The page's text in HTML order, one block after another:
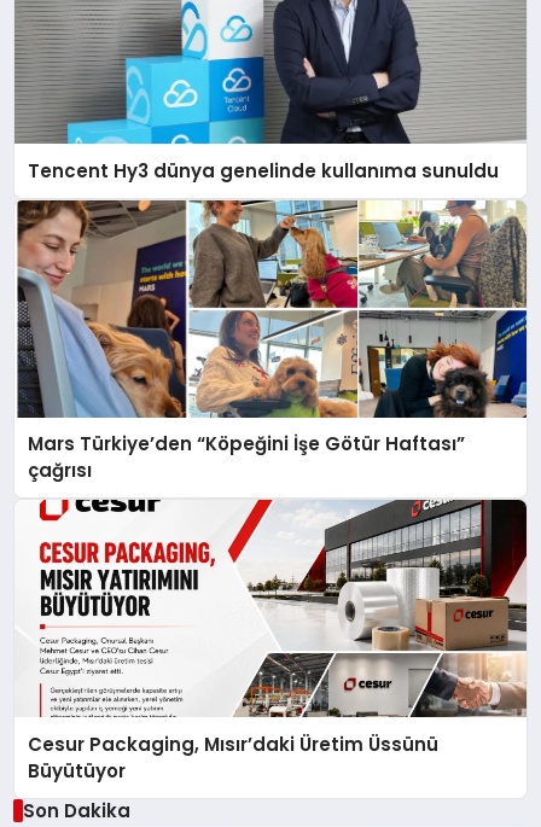
Tencent Hy3 dünya genelinde kullanıma sunuldu
Mars Türkiye’den “Köpeğini İşe Götür Haftası”
çağrısı
Cesur Packaging, Mısır’daki Üretim Üssünü
Büyütüyor
Son Dakika